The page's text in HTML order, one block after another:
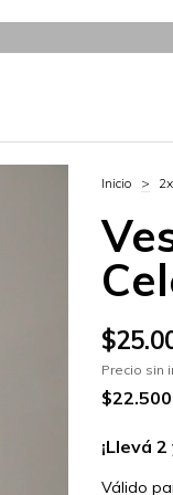
Inicio >
Precio sin
$22.500
¡Llevá
Válido